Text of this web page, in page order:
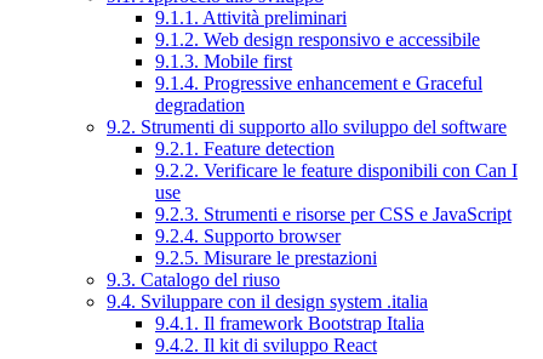
9.1.1. Attività preliminari
9.1.2. Web design responsivo e accessibile
9.1.3. Mobile first
9.1.4. Progressive enhancement e Graceful
degradation
9.2. Strumenti di supporto allo sviluppo del software
9.2.1. Feature detection
9.2.2. Verificare le feature disponibili con Can I
use
9.2.3. Strumenti e risorse per CSS e JavaScript
9.2.4. Supporto browser
9.2.5. Misurare le prestazioni
9.3. Catalogo del riuso
9.4. Sviluppare con il design system .italia
9.4.1. Il framework Bootstrap Italia
9.4.2. Il kit di sviluppo React